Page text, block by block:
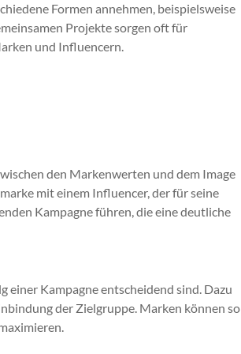
Formen annehmen, beispielsweise
Projekte sorgen oft für
und Influencern.
den Markenwerten und dem Image
mit einem Influencer, der für seine
Kampagne führen, die eine deutliche
einer Kampagne entscheidend sind. Dazu
der Zielgruppe. Marken können so